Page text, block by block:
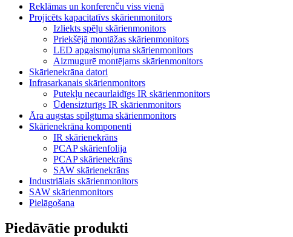
Reklāmas un konferenču viss vienā
Projicēts kapacitatīvs skārienmonitors
Izliekts spēļu skārienmonitors
Priekšējā montāžas skārienmonitors
LED apgaismojuma skārienmonitors
Aizmugurē montējams skārienmonitors
Skārienekrāna datori
Infrasarkanais skārienmonitors
Putekļu necaurlaidīgs IR skārienmonitors
Ūdensizturīgs IR skārienmonitors
Āra augstas spilgtuma skārienmonitors
Skārienekrāna komponenti
IR skārienekrāns
PCAP skārienfolija
PCAP skārienekrāns
SAW skārienekrāns
Industriālais skārienmonitors
SAW skārienmonitors
Pielāgošana
Piedāvātie produkti